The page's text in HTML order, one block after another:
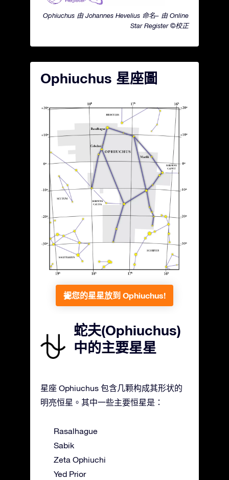
Ophiuchus 由 Johannes Hevelius 命名– 由 Online
Star Register ©校正
Ophiuchus 星座圖
把您的星星放到 Ophiuchus!
蛇夫(Ophiuchus)
中的主要星星
星座 Ophiuchus 包含几颗构成其形状的
明亮恒星。其中一些主要恒星是：
Rasalhague
Sabik
Zeta Ophiuchi
Yed Prior